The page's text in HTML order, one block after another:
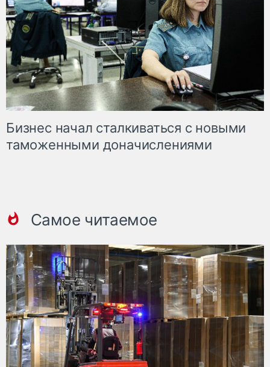
Бизнес начал сталкиваться с новыми
таможенными доначислениями
Самое читаемое